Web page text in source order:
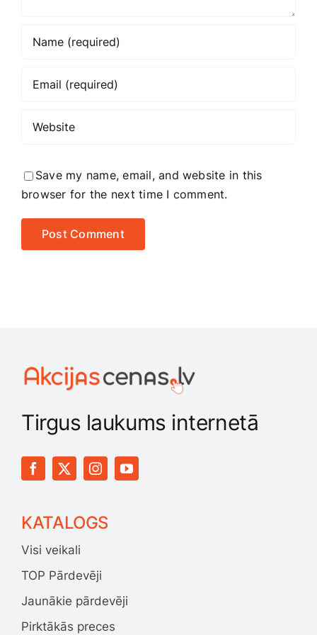
Save my name, email, and website in this
browser for the next time I comment.
Tirgus laukums internetā
KATALOGS
Visi veikali
TOP Pārdevēji
Jaunākie pārdevēji
Pirktākās preces